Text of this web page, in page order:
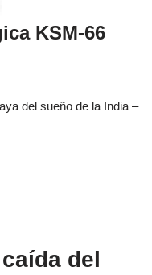
KSM-66
del sueño de la India –
del